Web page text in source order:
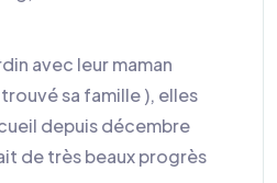
avec leur maman
sa famille ), elles
depuis décembre
de très beaux progrès